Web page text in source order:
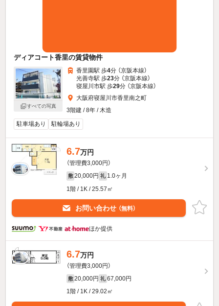
ディアコート香里の賃貸物件
すべての写真
香里園駅 歩4分 （京阪本線）
光善寺駅 歩23分 （京阪本線）
寝屋川市駅 歩29分 （京阪本線）
大阪府寝屋川市香里南之町
3階建 / 8年 / 木造
駐車場あり
駐輪場あり
6.7万円
（管理費3,000円）
敷 20,000円 礼 1.0ヶ月
1階 / 1K / 25.57㎡
お問い合わせ （無料）
ほか提供
6.7万円
（管理費3,000円）
敷 20,000円 礼 67,000円
1階 / 1K / 29.02㎡